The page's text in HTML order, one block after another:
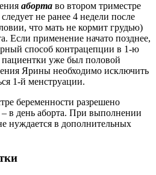
аборта во втором триместре
не ранее 4 недели после
что мать не кормит грудью)
Если применение начато позднее,
способ контрацепции в 1-ю
уже был половой
Ярины необходимо исключить
1-й менструации.
беременности разрешено
– в день аборта. При выполнении
нуждается в дополнительных